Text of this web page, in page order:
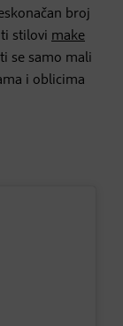
broj
stilovi make
se samo mali
i oblicima